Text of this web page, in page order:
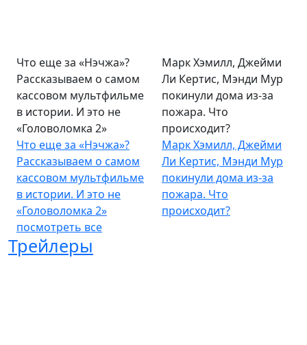
Что еще за «Нэчжа»?
Рассказываем о самом
кассовом мультфильме
в истории. И это не
«Головоломка 2»
Что еще за «Нэчжа»?
Рассказываем о самом
кассовом мультфильме
в истории. И это не
«Головоломка 2»
Марк Хэмилл, Джейми
Ли Кертис, Мэнди Мур
покинули дома из-за
пожара. Что
происходит?
Марк Хэмилл, Джейми
Ли Кертис, Мэнди Мур
покинули дома из-за
пожара. Что
происходит?
посмотреть все
Трейлеры